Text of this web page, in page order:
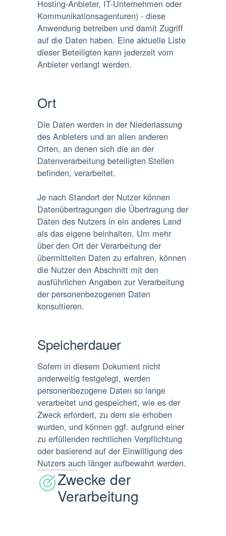
Hosting-Anbieter, IT-Unternehmen oder
Kommunikationsagenturen) - diese
Anwendung betreiben und damit Zugriff
auf die Daten haben. Eine aktuelle Liste
dieser Beteiligten kann jederzeit vom
Anbieter verlangt werden.
Ort
Die Daten werden in der Niederlassung
des Anbieters und an allen anderen
Orten, an denen sich die an der
Datenverarbeitung beteiligten Stellen
befinden, verarbeitet.
Je nach Standort der Nutzer können
Datenübertragungen die Übertragung der
Daten des Nutzers in ein anderes Land
als das eigene beinhalten. Um mehr
über den Ort der Verarbeitung der
übermittelten Daten zu erfahren, können
die Nutzer den Abschnitt mit den
ausführlichen Angaben zur Verarbeitung
der personenbezogenen Daten
konsultieren.
Speicherdauer
Sofern in diesem Dokument nicht
anderweitig festgelegt, werden
personenbezogene Daten so lange
verarbeitet und gespeichert, wie es der
Zweck erfordert, zu dem sie erhoben
wurden, und können ggf. aufgrund einer
zu erfüllenden rechtlichen Verpflichtung
oder basierend auf der Einwilligung des
Nutzers auch länger aufbewahrt werden.
Zwecke der
Verarbeitung